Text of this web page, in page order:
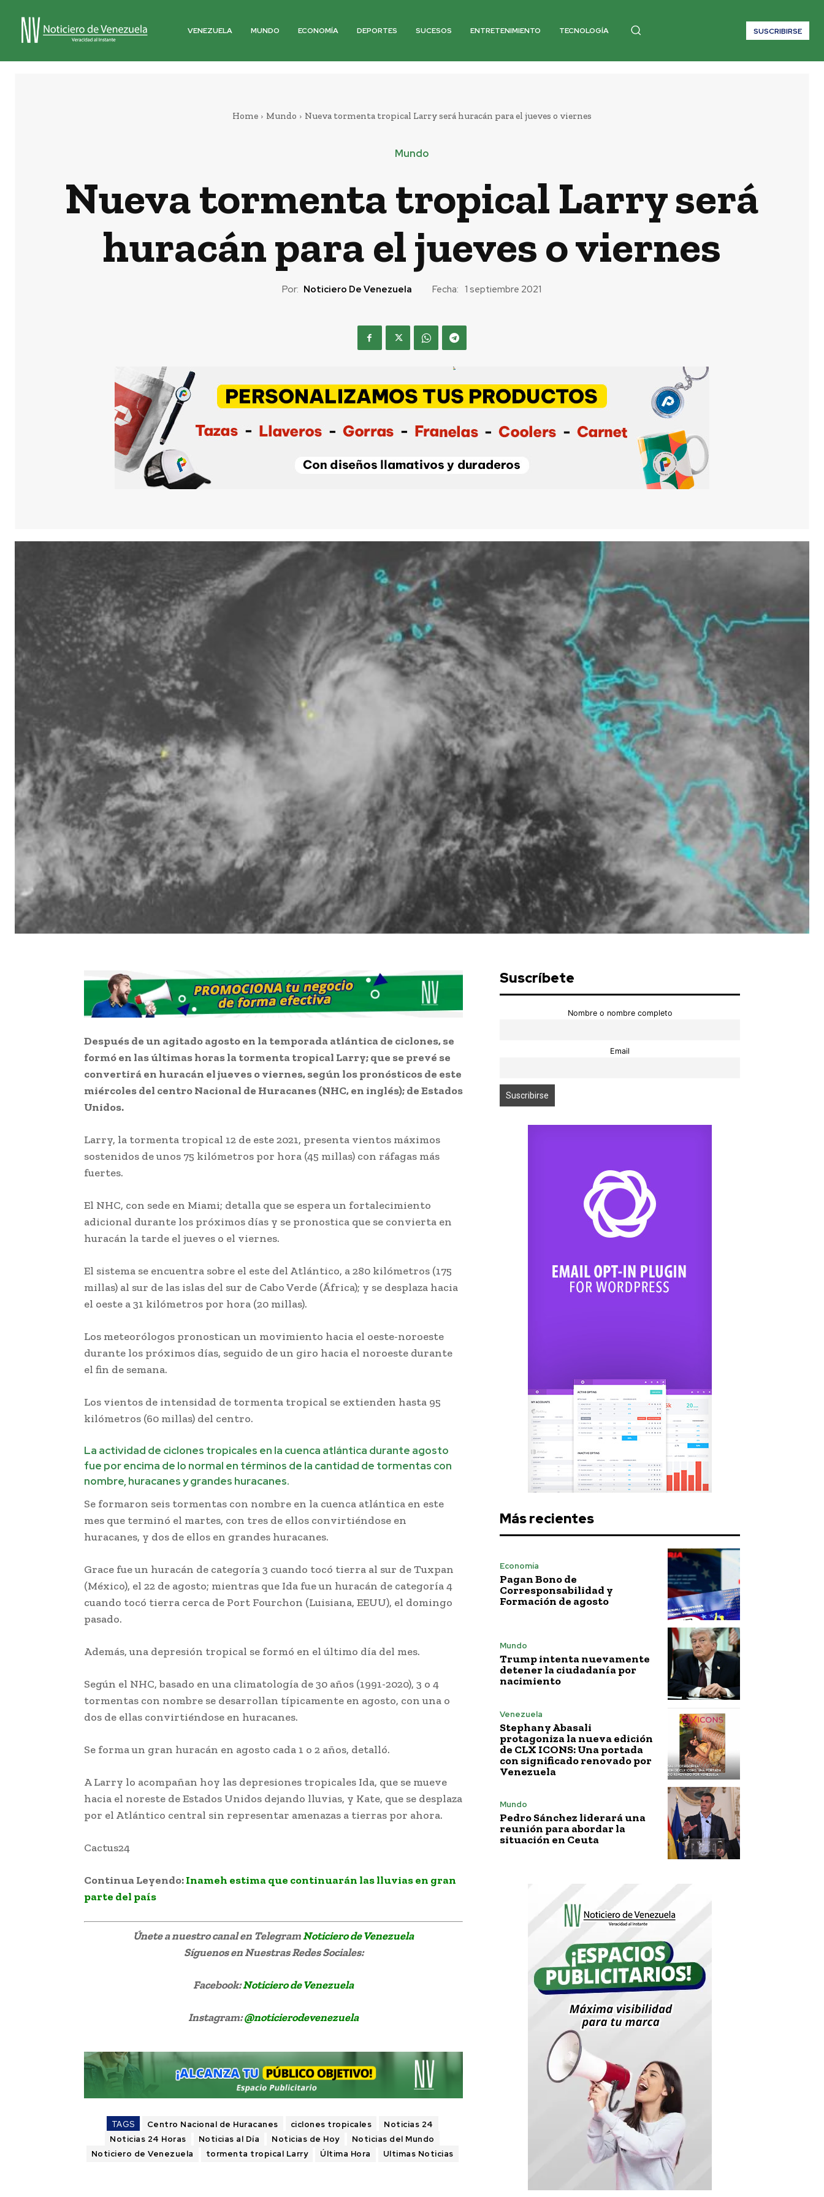
VENEZUELA MUNDO ECONOMÍA DEPORTES SUCESOS ENTRETENIMIENTO TECNOLOGÍA SUSCRIBIRSE
Home Mundo Nueva tormenta tropical Larry será huracán para el jueves o viernes
Mundo
Nueva tormenta tropical Larry será
huracán para el jueves o viernes
Por: Noticiero De Venezuela Fecha: 1 septiembre 2021
Después de un agitado agosto en la temporada atlántica de ciclones, se
formó en las últimas horas la tormenta tropical Larry; que se prevé se
convertirá en huracán el jueves o viernes, según los pronósticos de este
miércoles del centro Nacional de Huracanes (NHC, en inglés); de Estados
Unidos.
Larry, la tormenta tropical 12 de este 2021, presenta vientos máximos
sostenidos de unos 75 kilómetros por hora (45 millas) con ráfagas más
fuertes.
El NHC, con sede en Miami; detalla que se espera un fortalecimiento
adicional durante los próximos días y se pronostica que se convierta en
huracán la tarde el jueves o el viernes.
El sistema se encuentra sobre el este del Atlántico, a 280 kilómetros (175
millas) al sur de las islas del sur de Cabo Verde (África); y se desplaza hacia
el oeste a 31 kilómetros por hora (20 millas).
Los meteorólogos pronostican un movimiento hacia el oeste-noroeste
durante los próximos días, seguido de un giro hacia el noroeste durante
el fin de semana.
Los vientos de intensidad de tormenta tropical se extienden hasta 95
kilómetros (60 millas) del centro.
La actividad de ciclones tropicales en la cuenca atlántica durante agosto
fue por encima de lo normal en términos de la cantidad de tormentas con
nombre, huracanes y grandes huracanes.
Se formaron seis tormentas con nombre en la cuenca atlántica en este
mes que terminó el martes, con tres de ellos convirtiéndose en
huracanes, y dos de ellos en grandes huracanes.
Grace fue un huracán de categoría 3 cuando tocó tierra al sur de Tuxpan
(México), el 22 de agosto; mientras que Ida fue un huracán de categoría 4
cuando tocó tierra cerca de Port Fourchon (Luisiana, EEUU), el domingo
pasado.
Además, una depresión tropical se formó en el último día del mes.
Según el NHC, basado en una climatología de 30 años (1991-2020), 3 o 4
tormentas con nombre se desarrollan típicamente en agosto, con una o
dos de ellas convirtiéndose en huracanes.
Se forma un gran huracán en agosto cada 1 o 2 años, detalló.
A Larry lo acompañan hoy las depresiones tropicales Ida, que se mueve
hacia el noreste de Estados Unidos dejando lluvias, y Kate, que se desplaza
por el Atlántico central sin representar amenazas a tierras por ahora.
Cactus24
Continua Leyendo:Inameh estima que continuarán las lluvias en gran
parte del país
Únete a nuestro canal en TelegramNoticiero de Venezuela
Síguenosen Nuestras Redes Sociales:
Facebook:Noticiero de Venezuela
Instagram:@noticierodevenezuela
TAGS Centro Nacional de Huracanes ciclones tropicales
Noticias 24
Noticias 24 Horas
Noticias al Día Noticias de Hoy
Noticias del Mundo
Noticiero de Venezuela
tormenta tropical Larry Última Hora Ultimas Noticias
Suscríbete
Nombre o nombre completo
Email
Más recientes
Economía
Pagan Bono de
Corresponsabilidad y
Formación de agosto
Mundo
Trump intenta nuevamente
detener la ciudadanía por
nacimiento
Venezuela
Stephany Abasali
protagoniza la nueva edición
de CLX ICONS: Una portada
con significado renovado por
Venezuela
Mundo
Pedro Sánchez liderará una
reunión para abordar la
situación en Ceuta